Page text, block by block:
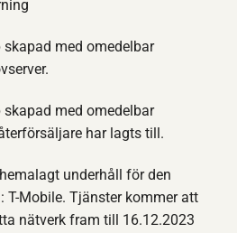
med omedelbar
skapad med omedelbar
har lagts till.
underhåll för den
T-Mobile. Tjänster kommer att
nätverk fram till 16.12.2023